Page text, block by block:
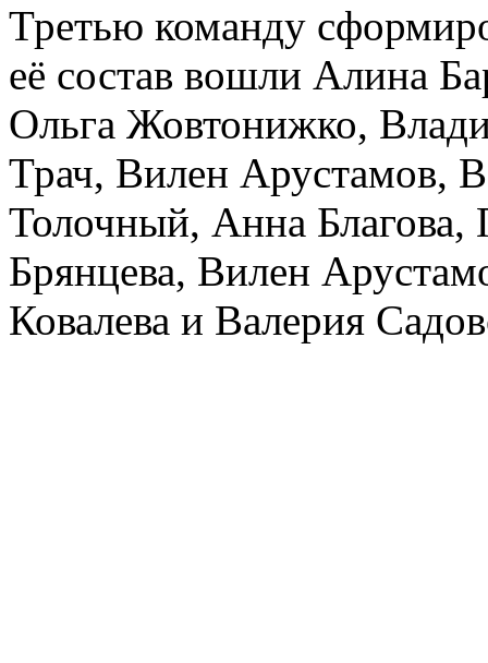
Третью команду
её состав вошли Алина
Ольга Жовтонижко,
Трач, Вилен Арустамов,
Толочный, Анна Благова,
Брянцева, Вилен
Ковалева и Валерия